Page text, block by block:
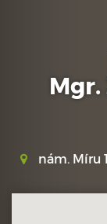
nám. Míru